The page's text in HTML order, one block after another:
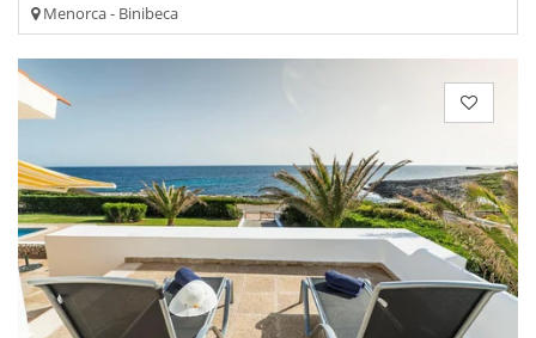
Menorca - Binibeca